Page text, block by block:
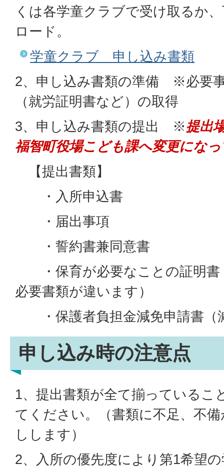
くは各学童クラブで受け取るか
ロード。
学童クラブ 申し込み書類
2、申し込み書類の準備 ※必要
（就労証明書など）の取得
3、申し込み書類の提出 ※提出
福智町役場こども課へ変更にな
【提出書類】
・入所申込書
・届出事項
・誓約書兼同意書
・保育が必要なことの証明書
必要書類が違います）
・保護者負担金減免申請書（
申し込み時の注意点
1、提出書類が全て揃っているこ
てください。（書類に不足、不
しします）
2、入所の優先度により第1希望